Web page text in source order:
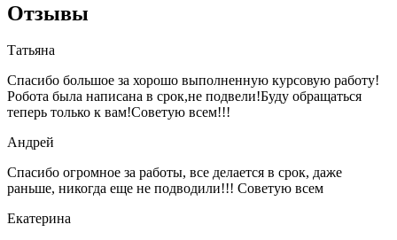
Отзывы
Татьяна
Спасибо большое за хорошо выполненную курсовую работу!
Робота была написана в срок,не подвели!Буду обращаться
теперь только к вам!Советую всем!!!
Андрей
Спасибо огромное за работы, все делается в срок, даже
раньше, никогда еще не подводили!!! Советую всем
Екатерина